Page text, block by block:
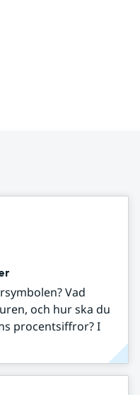
Vad
och hur ska du
procentsiffror? I